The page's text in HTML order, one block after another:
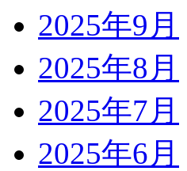
2025年9月
2025年8月
2025年7月
2025年6月